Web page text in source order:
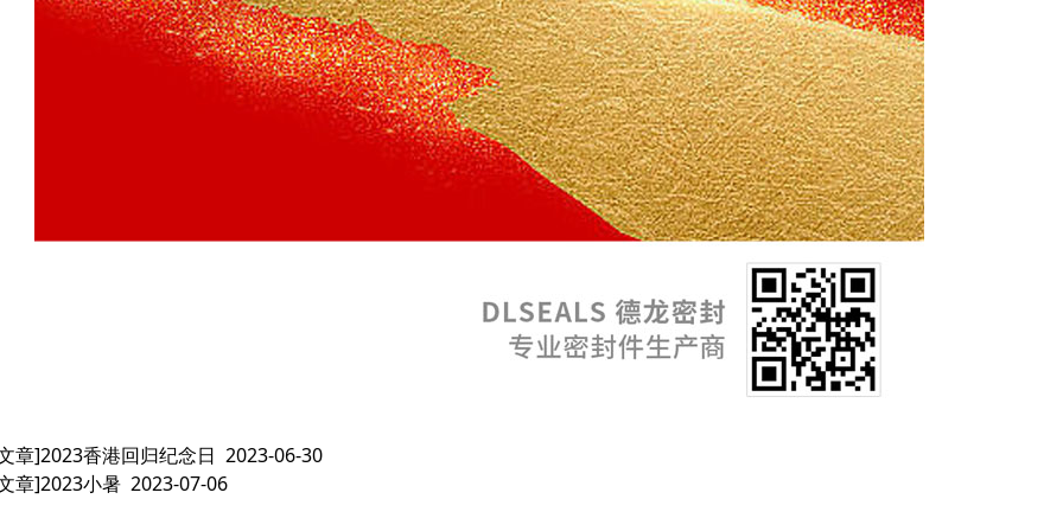
章]2023香港回归纪念日 2023-06-30
章]2023小暑 2023-07-06